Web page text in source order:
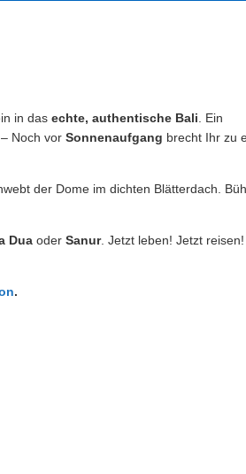
in das echte, authentische Bali . Ein
Noch vor Sonnenaufgang brecht Ihr zu
der Dome im dichten Blätterdach.
Dua oder Sanur. Jetzt leben! Jetzt reisen!
.